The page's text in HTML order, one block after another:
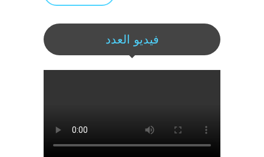
فيديو العدد